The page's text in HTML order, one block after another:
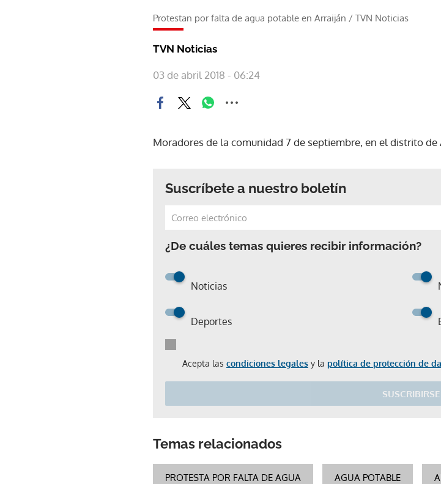
Protestan por falta de agua potable en Arraiján / TVN Noticias
TVN Noticias
03 de abril 2018 - 06:24
Moradores de la comunidad 7 de septiembre, en el distrito
Suscríbete a nuestro boletín
¿De cuáles temas quieres recibir información?
Noticias
Deportes
Acepta las condiciones legales y la política de protección de
SUSCRIBIRSE
Temas relacionados
PROTESTA POR FALTA DE AGUA AGUA POTABLE